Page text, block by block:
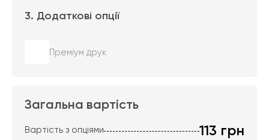
3. Додаткові опції
Преміум друк
Загальна вартість
Вартість з опціями 113 грн